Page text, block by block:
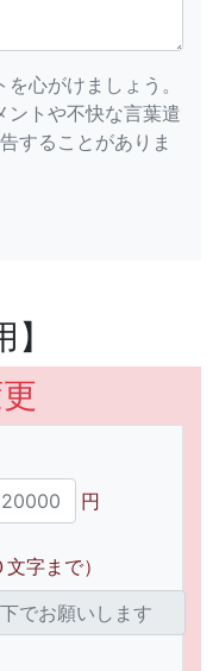
心がけましょう。
ントや不快な言葉遣
することがありま
円
字まで）